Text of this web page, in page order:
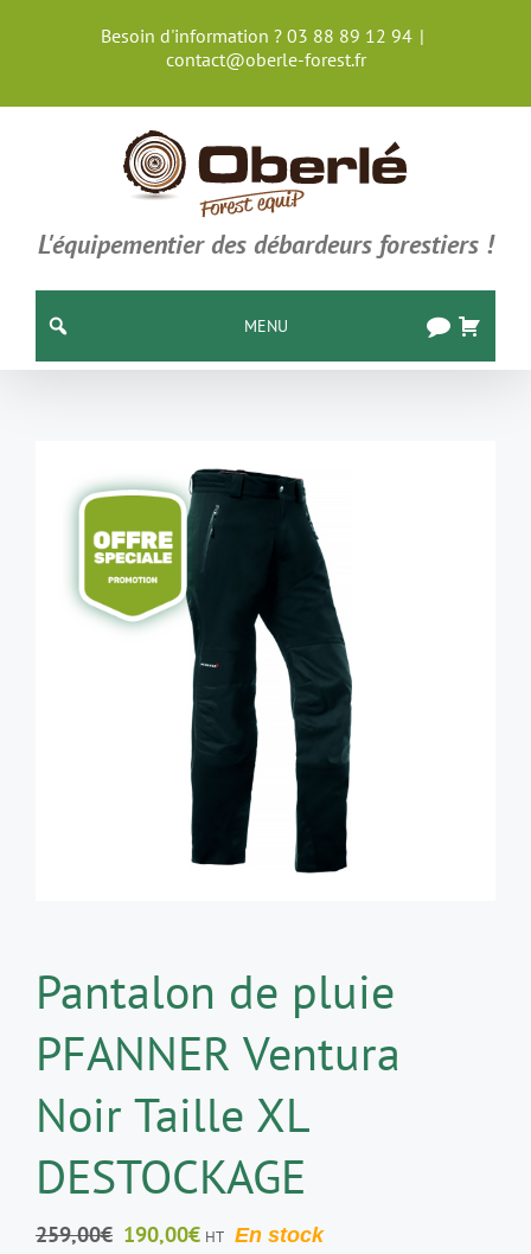
Besoin d'information ? 03 88 89 12 94 |
contact@oberle-forest.fr
L'équipementier des débardeurs forestiers !
MENU
Pantalon de pluie
PFANNER Ventura
Noir Taille XL
DESTOCKAGE
259,00€ Le
190,00€LeHT En stock